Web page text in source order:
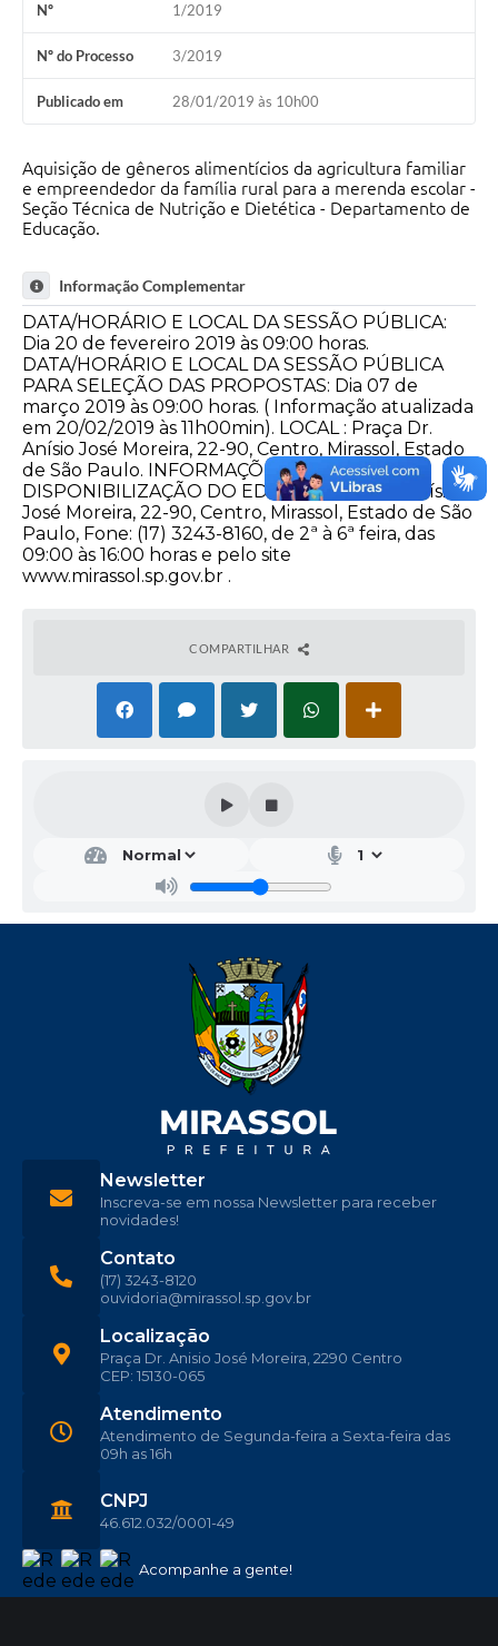
Nº 1/2019
Nº do Processo 3/2019
Publicado em 28/01/2019 às 10h00
Aquisição de gêneros alimentícios da agricultura familiar
e empreendedor da família rural para a merenda escolar -
Seção Técnica de Nutrição e Dietética - Departamento de
Educação.
Informação Complementar
DATA/HORÁRIO E LOCAL DA SESSÃO PÚBLICA:
Dia 20 de fevereiro 2019 às 09:00 horas.
DATA/HORÁRIO E LOCAL DA SESSÃO PÚBLICA
PARA SELEÇÃO DAS PROPOSTAS: Dia 07 de
março 2019 às 09:00 horas. ( Informação atualizada
em 20/02/2019 às 11h00min). LOCAL : Praça Dr.
Anísio José Moreira, 22-90, Centro, Mirassol, Estado
de São Paulo. INFORMAÇÕES E
DISPONIBILIZAÇÃO DO EDITAL : Praça Dr. Anísio
José Moreira, 22-90, Centro, Mirassol, Estado de São
Paulo, Fone: (17) 3243-8160, de 2ª à 6ª feira, das
09:00 às 16:00 horas e pelo site
www.mirassol.sp.gov.br .
COMPARTILHAR
Acompanhe a gente!
Localização
Praça Dr. Anisio José Moreira, 2290 Centro
CEP: 15130-065
Contato
(17) 3243-8120
ouvidoria@mirassol.sp.gov.br
Atendimento
Atendimento de Segunda-feira a Sexta-feira das
09h as 16h
CNPJ
46.612.032/0001-49
Newsletter
Inscreva-se em nossa Newsletter para receber
novidades!